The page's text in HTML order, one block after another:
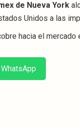
de Nueva York
Unidos a las
hacia el